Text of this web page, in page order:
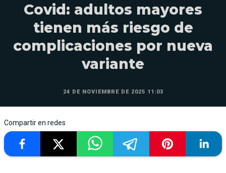
Covid: adultos mayores
tienen más riesgo de
complicaciones por nueva
variante
24 DE NOVIEMBRE DE 2025 11:03
Compartir en redes